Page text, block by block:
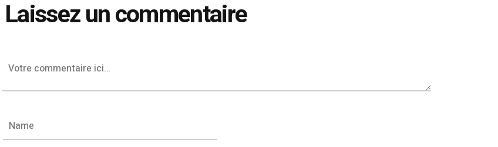
Laissez un commentaire